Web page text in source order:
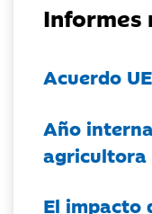
Informes
Acuerdo
Año
agricultora
El impacto